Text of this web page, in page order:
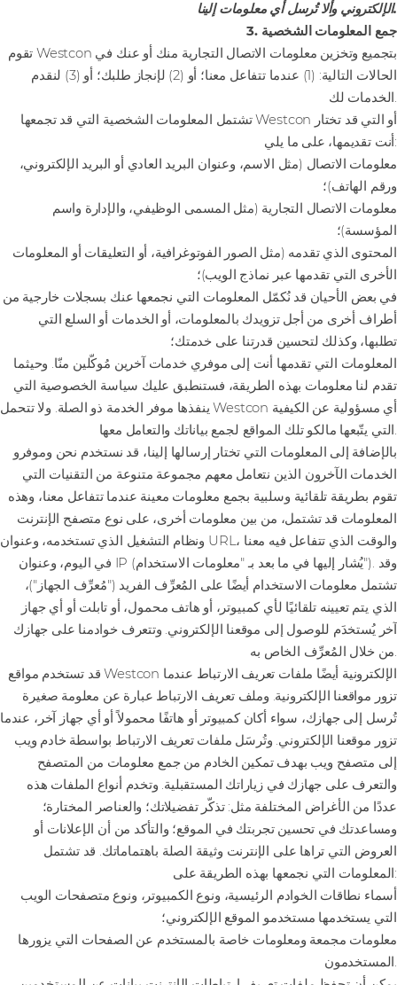
الإلكتروني وألا تُرسل أي معلومات إلينا.
3. جمع المعلومات الشخصية
تقوم Westcon بتجميع وتخزين معلومات الاتصال التجارية منك أو عنك في
الحالات التالية: (1) عندما تتفاعل معنا؛ أو (2) لإنجاز طلبك؛ أو (3) لنقدم
الخدمات لك.
تشتمل المعلومات الشخصية التي قد تجمعها Westcon أو التي قد تختار
أنت تقديمها، على ما يلي:
معلومات الاتصال (مثل الاسم، وعنوان البريد العادي أو البريد الإلكتروني،
ورقم الهاتف)؛
معلومات الاتصال التجارية (مثل المسمى الوظيفي، والإدارة واسم
المؤسسة)؛
المحتوى الذي تقدمه (مثل الصور الفوتوغرافية، أو التعليقات أو المعلومات
الأخرى التي تقدمها عبر نماذج الويب)؛
في بعض الأحيان قد نُكمّل المعلومات التي نجمعها عنك بسجلات خارجية من
أطراف أخرى من أجل تزويدك بالمعلومات، أو الخدمات أو السلع التي
تطلبها، وكذلك لتحسين قدرتنا على خدمتك؛
المعلومات التي تقدمها أنت إلى موفري خدمات آخرين مُوكّلين منّا. وحيثما
تقدم لنا معلومات بهذه الطريقة، فستنطبق عليك سياسة الخصوصية التي
ينفذها موفر الخدمة ذو الصلة. ولا تتحمل Westcon أي مسؤولية عن الكيفية
التي يتّبعها مالكو تلك المواقع لجمع بياناتك والتعامل معها.
بالإضافة إلى المعلومات التي تختار إرسالها إلينا، قد نستخدم نحن وموفرو
الخدمات الآخرون الذين نتعامل معهم مجموعة متنوعة من التقنيات التي
تقوم بطريقة تلقائية وسلبية بجمع معلومات معينة عندما تتفاعل معنا، وهذه
المعلومات قد تشتمل، من بين معلومات أخرى، على نوع متصفح الإنترنت
ونظام التشغيل الذي تستخدمه، وعنوان URL، والوقت الذي تتفاعل فيه معنا
في اليوم، وعنوان IP (يُشار إليها في ما بعد بـ "معلومات الاستخدام"). وقد
تشتمل معلومات الاستخدام أيضًا على المُعرِّف الفريد ("مُعرِّف الجهاز")،
الذي يتم تعيينه تلقائيًا لأي كمبيوتر، أو هاتف محمول، أو تابلت أو أي جهاز
آخر يُستخدَم للوصول إلى موقعنا الإلكتروني. وتتعرف خوادمنا على جهازك
من خلال المُعرِّف الخاص به.
قد تستخدم مواقع Westcon الإلكترونية أيضًا ملفات تعريف الارتباط عندما
تزور مواقعنا الإلكترونية. وملف تعريف الارتباط عبارة عن معلومة صغيرة
تُرسل إلى جهازك، سواء أكان كمبيوتر أو هاتفًا محمولاً أو أي جهاز آخر، عندما
تزور موقعنا الإلكتروني. وتُرسَل ملفات تعريف الارتباط بواسطة خادم ويب
إلى متصفح ويب بهدف تمكين الخادم من جمع معلومات من المتصفح
والتعرف على جهازك في زياراتك المستقبلية. وتخدم أنواع الملفات هذه
عددًا من الأغراض المختلفة مثل: تذكّر تفضيلاتك؛ والعناصر المختارة؛
ومساعدتك في تحسين تجربتك في الموقع؛ والتأكد من أن الإعلانات أو
العروض التي تراها على الإنترنت وثيقة الصلة باهتماماتك. قد تشتمل
المعلومات التي نجمعها بهذه الطريقة على:
أسماء نطاقات الخوادم الرئيسية، ونوع الكمبيوتر، ونوع متصفحات الويب
التي يستخدمها مستخدمو الموقع الإلكتروني؛
معلومات مجمعة ومعلومات خاصة بالمستخدم عن الصفحات التي يزورها
المستخدمون.